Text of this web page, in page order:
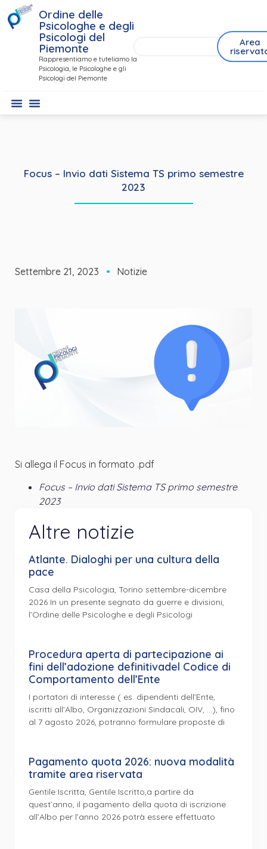
Ordine delle
Psicologhe e degli
Psicologi del
Piemonte
Rappresentiamo e tuteliamo la
Psicologia, le Psicologhe e gli
Psicologi del Piemonte
Area
Focus – Invio dati Sistema TS primo semestre
2023
Settembre 21, 2023 Notizie
Si allega il Focus in formato .pdf
Focus – Invio dati Sistema TS primo semestre
2023
Altre notizie
Atlante. Dialoghi per una cultura della
pace
Casa della Psicologia, Torino settembre-dicembre
2026 In un presente segnato da guerre e divisioni,
l’Ordine delle Psicologhe e degli Psicologi
Procedura aperta di partecipazione ai
fini dell’adozione definitivadel Codice di
Comportamento dell’Ente
I portatori di interesse ( es. dipendenti dell’Ente,
iscritti all’Albo, Organizzazioni Sindacali, OIV, …), fino
al 7 agosto 2026, potranno formulare proposte di
Pagamento quota 2026: nuova modalità
tramite area riservata
Gentile Iscritta, Gentile Iscritto,a partire da
quest’anno, il pagamento della quota di iscrizione
all’Albo per l’anno 2026 potrà essere effettuato